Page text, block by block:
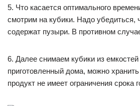
5. Что касается оптимального
смотрим на кубики. Надо убедиться,
содержат пузыри. В противном
6. Далее снимаем кубики из
приготовленный дома, можно
продукт не имеет ограничения срока